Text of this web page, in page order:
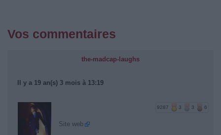
Vos commentaires
the-madcap-laughs
Il y a 19 an(s) 3 mois à 13:19
9287 3 3 6
Site web